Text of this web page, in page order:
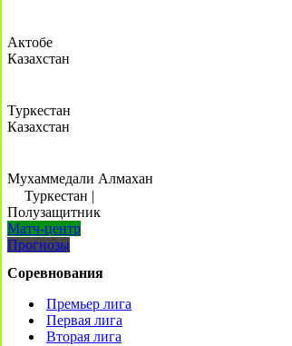
Актобе
Казахстан
Туркестан
Казахстан
Мухаммедали Алмахан
Туркестан |
Полузащитник
Матч-центр
Прогнозы
Соревнования
Премьер лига
Первая лига
Вторая лига